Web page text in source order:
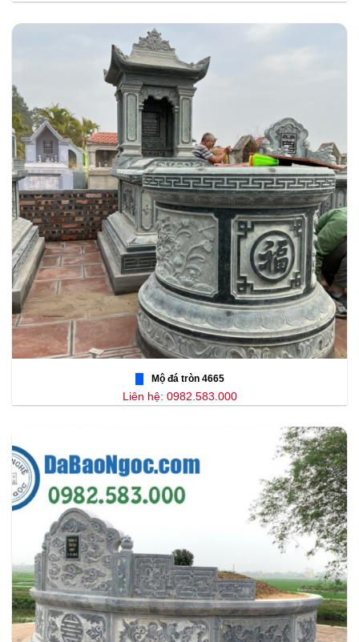
Mộ đá tròn 4665
Liên hệ: 0982.583.000